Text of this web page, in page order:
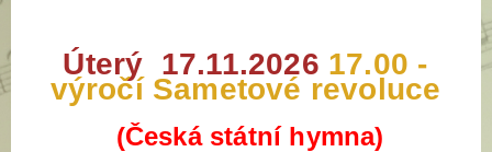
Úterý 17.11.2026 17.00 -
výročí Sametové revoluce
(Česká státní hymna)